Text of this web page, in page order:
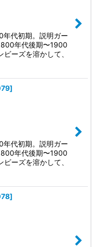
代初期。説明ガー
年代後期〜1900
ーズを溶かして、
]
代初期。説明ガー
年代後期〜1900
ーズを溶かして、
]